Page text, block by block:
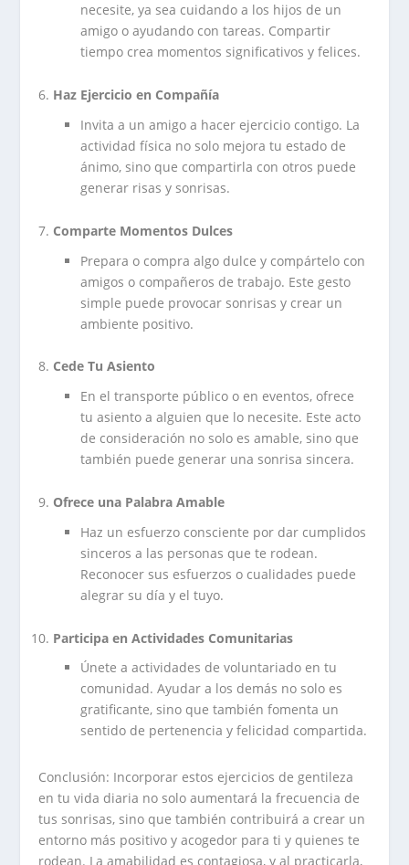
necesite, ya sea cuidando a los hijos de un
amigo o ayudando con tareas. Compartir
tiempo crea momentos significativos y felices.
Haz Ejercicio en Compañía
Invita a un amigo a hacer ejercicio contigo. La
actividad física no solo mejora tu estado de
ánimo, sino que compartirla con otros puede
generar risas y sonrisas.
Comparte Momentos Dulces
Prepara o compra algo dulce y compártelo con
amigos o compañeros de trabajo. Este gesto
simple puede provocar sonrisas y crear un
ambiente positivo.
Cede Tu Asiento
En el transporte público o en eventos, ofrece
tu asiento a alguien que lo necesite. Este acto
de consideración no solo es amable, sino que
también puede generar una sonrisa sincera.
Ofrece una Palabra Amable
Haz un esfuerzo consciente por dar cumplidos
sinceros a las personas que te rodean.
Reconocer sus esfuerzos o cualidades puede
alegrar su día y el tuyo.
Participa en Actividades Comunitarias
Únete a actividades de voluntariado en tu
comunidad. Ayudar a los demás no solo es
gratificante, sino que también fomenta un
sentido de pertenencia y felicidad compartida.
Conclusión: Incorporar estos ejercicios de gentileza
en tu vida diaria no solo aumentará la frecuencia de
tus sonrisas, sino que también contribuirá a crear un
entorno más positivo y acogedor para ti y quienes te
rodean. La amabilidad es contagiosa, y al practicarla,